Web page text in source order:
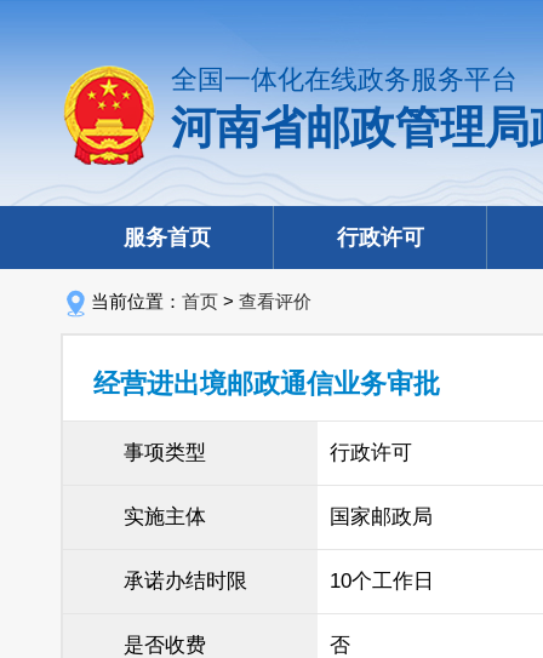
全国一体化在线政务服务平台
河南省邮政管理
服务首页 行政许可
当前位置： 首页 > 查看评价
经营进出境邮政通信业务审批
事项类型 行政许可
实施主体 国家邮政局
承诺办结时限 10个工作日
是否收费 否